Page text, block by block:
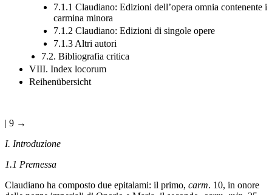
7.1.1 Claudiano: Edizioni dell’opera omnia contenente i
carmina minora
7.1.2 Claudiano: Edizioni di singole opere
7.1.3 Altri autori
7.2. Bibliografia critica
VIII. Index locorum
Reihenübersicht
| 9 →
I. Introduzione
1.1 Premessa
Claudiano ha composto due epitalami: il primo, carm. 10, in onore